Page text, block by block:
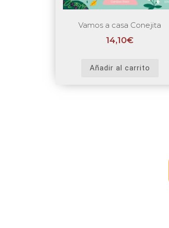
Vamos a casa Conejita
14,10€
Añadir al carrito